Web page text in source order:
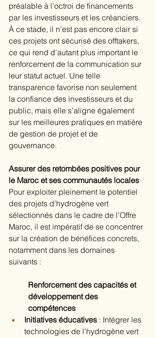
préalable à l’octroi de financements
par les investisseurs et les créanciers.
À ce stade, il n’est pas encore clair si
ces projets ont sécurisé des offtakers,
ce qui rend d’autant plus important le
renforcement de la communication sur
leur statut actuel. Une telle
transparence favorise non seulement
la confiance des investisseurs et du
public, mais elle s’aligne également
sur les meilleures pratiques en matière
de gestion de projet et de
gouvernance.
Assurer des retombées positives pour
le Maroc et ses communautés locales
Pour exploiter pleinement le potentiel
des projets d’hydrogène vert
sélectionnés dans le cadre de l’Offre
Maroc, il est impératif de se concentrer
sur la création de bénéfices concrets,
notamment dans les domaines
suivants :
Renforcement des capacités et
développement des
compétences
Initiatives éducatives : Intégrer les
technologies de l’hydrogène vert